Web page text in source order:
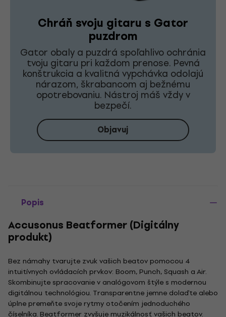
Chráň svoju gitaru s Gator
puzdrom
Gator obaly a puzdrá spoľahlivo ochránia
tvoju gitaru pri každom prenose. Pevná
konštrukcia a kvalitná vypchávka odolajú
nárazom, škrabancom aj bežnému
opotrebovaniu. Nástroj máš vždy v
bezpečí.
Objavuj
Popis
Accusonus Beatformer (Digitálny
produkt)
Bez námahy tvarujte zvuk vašich beatov pomocou 4
intuitívnych ovládacích prvkov: Boom, Punch, Squash a Air.
Skombinujte spracovanie v analógovom štýle s modernou
digitálnou technológiou. Transparentne jemne dolaďte alebo
úplne premeňte svoje rytmy otočením jednoduchého
číselníka. Beatformer zvyšuje muzikálnosť vašich beatov.